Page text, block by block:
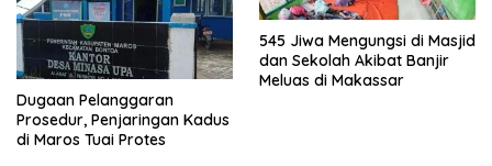
Dugaan Pelanggaran
Prosedur, Penjaringan Kadus
di Maros Tuai Protes
545 Jiwa Mengungsi di Masjid
dan Sekolah Akibat Banjir
Meluas di Makassar